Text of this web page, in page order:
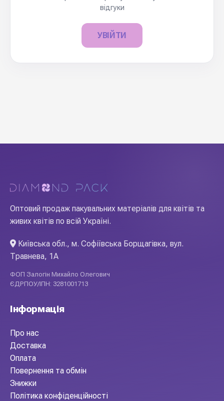
відгуки
УВІЙТИ
Оптовий продаж пакувальних матеріалів для квітів та
живих квітів по всій Україні.
Київська обл., м. Софіївська Борщагівка, вул.
Травнева, 1А
ФОП Залогін Михайло Олегович
ЄДРПОУ/ІПН: 3281001713
Інформація
Про нас
Доставка
Оплата
Повернення та обмін
Знижки
Політика конфіденційності